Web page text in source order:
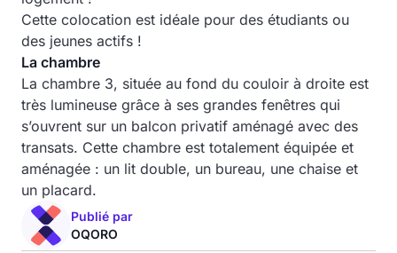
Cette colocation est idéale pour des étudiants ou
des jeunes actifs !
La chambre
La chambre 3, située au fond du couloir à droite est
très lumineuse grâce à ses grandes fenêtres qui
s’ouvrent sur un balcon privatif aménagé avec des
transats. Cette chambre est totalement équipée et
aménagée : un lit double, un bureau, une chaise et
un placard.
Publié par
OQORO